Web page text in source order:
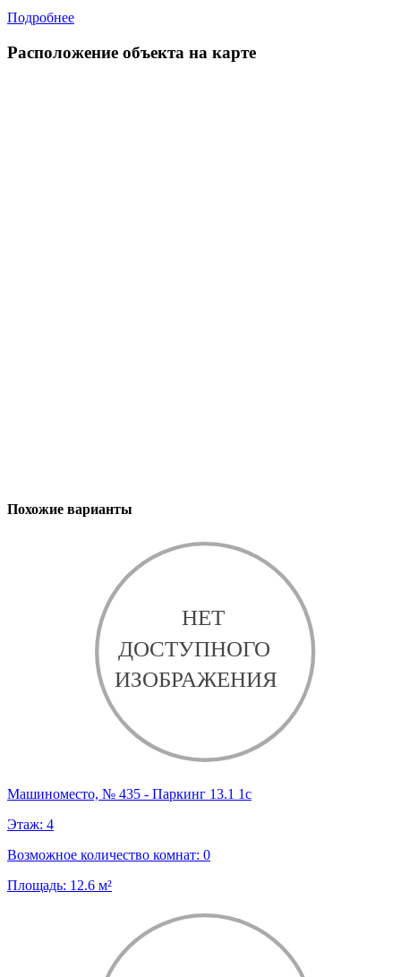
Подробнее
Расположение объекта на карте
Похожие варианты
Машиноместо, № 435 - Паркинг 13.1 1с
Этаж: 4
Возможное количество комнат: 0
Площадь: 12.6 м²